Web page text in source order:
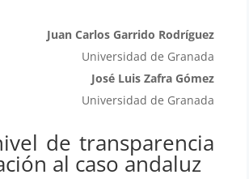
Juan Carlos Garrido Rodríguez
Universidad de Granada
José Luis Zafra Gómez
Universidad de Granada
de transparencia
al caso andaluz